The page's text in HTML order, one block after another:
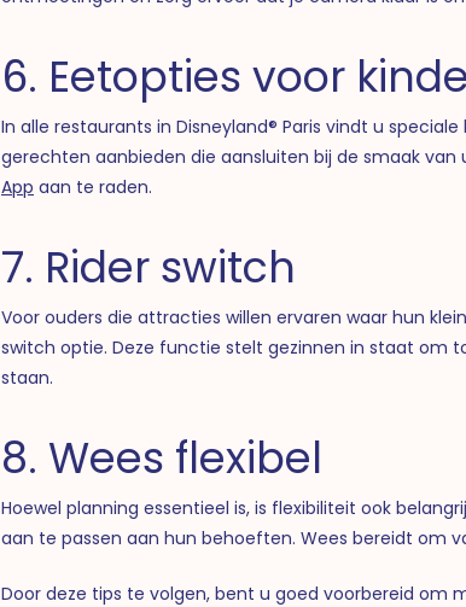
6. Eetopties voor
In alle restaurants in Disneyland® Paris vindt u
gerechten aanbieden die aansluiten bij de smaak van
App aan te raden.
7. Rider switch
Voor ouders die attracties willen ervaren waar hun
switch optie. Deze functie stelt gezinnen in staat om
staan.
8. Wees flexibel
Hoewel planning essentieel is, is flexibiliteit ook
aan te passen aan hun behoeften. Wees bereidt om
Door deze tips te volgen, bent u goed voorbereid om